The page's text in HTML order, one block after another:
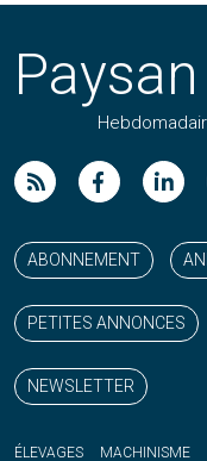
ABONNEMENT
PETITES ANNONCES
NEWSLETTER
ÉLEVAGES MACHINISME